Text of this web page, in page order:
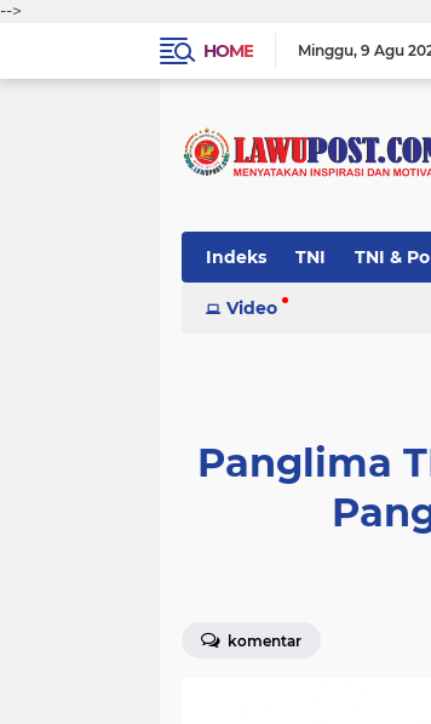
-->
HOME
Minggu 9 Agu
Indeks TNI TNI &
Video
Panglima
komentar